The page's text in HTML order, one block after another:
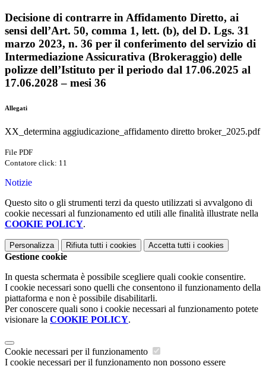
Decisione di contrarre in Affidamento Diretto, ai
sensi dell’Art. 50, comma 1, lett. (b), del D. Lgs. 31
marzo 2023, n. 36 per il conferimento del servizio di
Intermediazione Assicurativa (Brokeraggio) delle
polizze dell’Istituto per il periodo dal 17.06.2025 al
17.06.2028 – mesi 36
Allegati
XX_determina aggiudicazione_affidamento diretto broker_2025.pdf
File PDF
Contatore click: 11
Notizie
Questo sito o gli strumenti terzi da questo utilizzati si avvalgono di
cookie necessari al funzionamento ed utili alle finalità illustrate nella
COOKIE POLICY.
Personalizza Rifiuta tutti i cookies Accetta tutti i cookies
Gestione cookie
In questa schermata è possibile scegliere quali cookie consentire.
I cookie necessari sono quelli che consentono il funzionamento della
piattaforma e non è possibile disabilitarli.
Per conoscere quali sono i cookie necessari al funzionamento potete
visionare la COOKIE POLICY.
Cookie necessari per il funzionamento
I cookie necessari per il funzionamento non possono essere